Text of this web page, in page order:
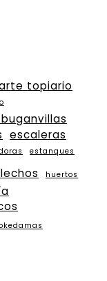
topiario
escaleras
estanques
huertos